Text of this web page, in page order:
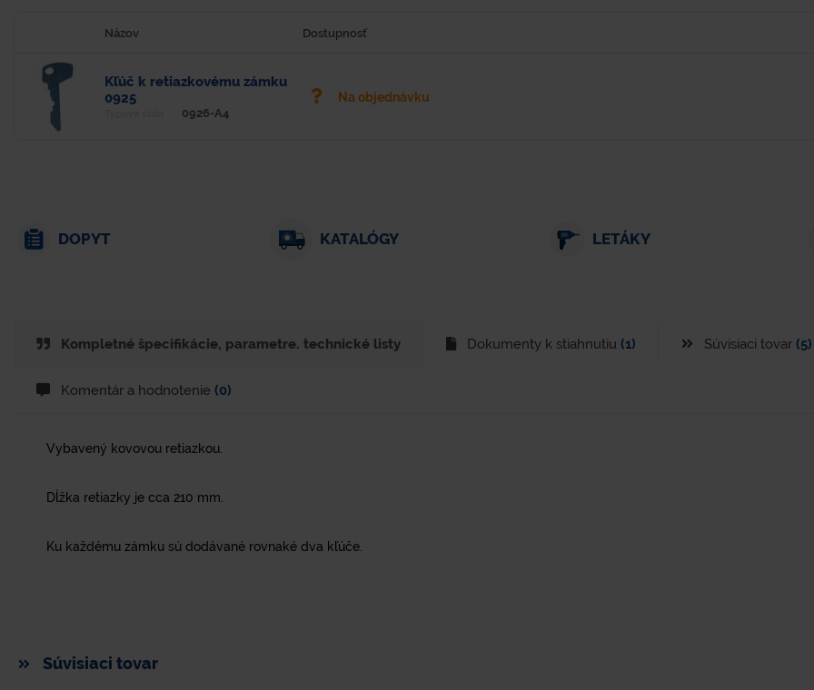
Názov Dostupnosť
Kľúč k retiazkovému zámku
0925
0926-A4
Na objednávku
DOPYT KATALÓGY LETÁKY
Kompletné špecifikácie, parametre. technické listy Dokumenty k stiahnutiu (1) Súvisiaci tovar (5)
Komentár a hodnotenie (0)
Vybavený kovovou retiazkou.
Dĺžka retiazky je cca 210 mm.
Ku každému zámku sú dodávané rovnaké dva kľúče.
Súvisiaci tovar